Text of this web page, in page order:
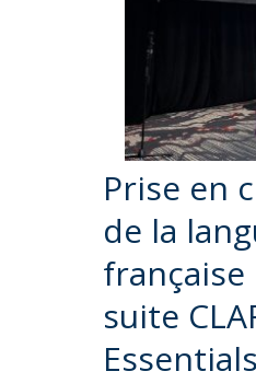
Prise en
de la
française
suite
Essentials